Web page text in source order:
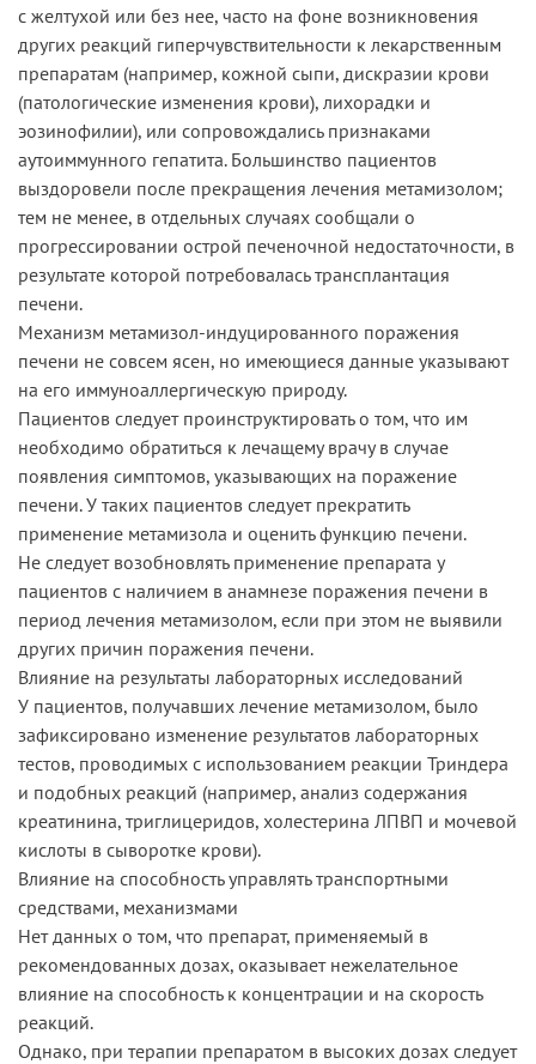
с желтухой или без нее, часто на фоне возникновения
других реакций гиперчувствительности к лекарственным
препаратам (например, кожной сыпи, дискразии крови
(патологические изменения крови), лихорадки и
эозинофилии), или сопровождались признаками
аутоиммунного гепатита. Большинство пациентов
выздоровели после прекращения лечения метамизолом;
тем не менее, в отдельных случаях сообщали о
прогрессировании острой печеночной недостаточности, в
результате которой потребовалась трансплантация
печени.
Механизм метамизол-индуцированного поражения
печени не совсем ясен, но имеющиеся данные указывают
на его иммуноаллергическую природу.
Пациентов следует проинструктировать о том, что им
необходимо обратиться к лечащему врачу в случае
появления симптомов, указывающих на поражение
печени. У таких пациентов следует прекратить
применение метамизола и оценить функцию печени.
Не следует возобновлять применение препарата у
пациентов с наличием в анамнезе поражения печени в
период лечения метамизолом, если при этом не выявили
других причин поражения печени.
Влияние на результаты лабораторных исследований
У пациентов, получавших лечение метамизолом, было
зафиксировано изменение результатов лабораторных
тестов, проводимых с использованием реакции Триндера
и подобных реакций (например, анализ содержания
креатинина, триглицеридов, холестерина ЛПВП и мочевой
кислоты в сыворотке крови).
Влияние на способность управлять транспортными
средствами, механизмами
Нет данных о том, что препарат, применяемый в
рекомендованных дозах, оказывает нежелательное
влияние на способность к концентрации и на скорость
реакций.
Однако, при терапии препаратом в высоких дозах следует